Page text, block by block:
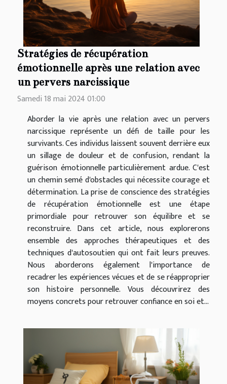
Stratégies de récupération
émotionnelle après une relation avec
un pervers narcissique
Samedi 18 mai 2024 01:00
Aborder la vie après une relation avec un pervers
narcissique représente un défi de taille pour les
survivants. Ces individus laissent souvent derrière eux
un sillage de douleur et de confusion, rendant la
guérison émotionnelle particulièrement ardue. C'est
un chemin semé d'obstacles qui nécessite courage et
détermination. La prise de conscience des stratégies
de récupération émotionnelle est une étape
primordiale pour retrouver son équilibre et se
reconstruire. Dans cet article, nous explorerons
ensemble des approches thérapeutiques et des
techniques d'autosoutien qui ont fait leurs preuves.
Nous aborderons également l'importance de
recadrer les expériences vécues et de se réapproprier
son histoire personnelle. Vous découvrirez des
moyens concrets pour retrouver confiance en soi et...